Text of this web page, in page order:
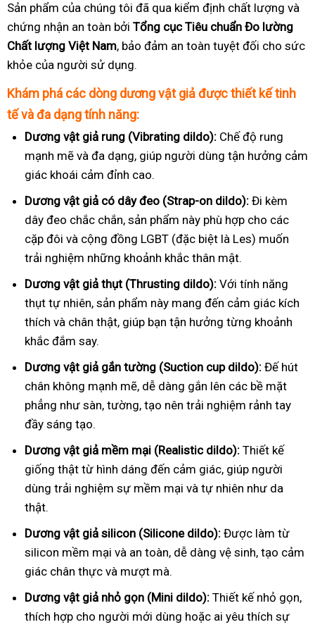
Sản phẩm của chúng tôi đã qua kiểm định chất lượng và
chứng nhận an toàn bởi Tổng cục Tiêu chuẩn Đo lường
Chất lượng Việt Nam, bảo đảm an toàn tuyệt đối cho sức
khỏe của người sử dụng.
Khám phá các dòng dương vật giả được thiết kế tinh
tế và đa dạng tính năng:
Dương vật giả rung (Vibrating dildo): Chế độ rung
mạnh mẽ và đa dạng, giúp người dùng tận hưởng cảm
giác khoái cảm đỉnh cao.
Dương vật giả có dây đeo (Strap-on dildo): Đi kèm
dây đeo chắc chắn, sản phẩm này phù hợp cho các
cặp đôi và cộng đồng LGBT (đặc biệt là Les) muốn
trải nghiệm những khoảnh khắc thân mật.
Dương vật giả thụt (Thrusting dildo): Với tính năng
thụt tự nhiên, sản phẩm này mang đến cảm giác kích
thích và chân thật, giúp bạn tận hưởng từng khoảnh
khắc đắm say.
Dương vật giả gắn tường (Suction cup dildo): Đế hút
chân không mạnh mẽ, dễ dàng gắn lên các bề mặt
phẳng như sàn, tường, tạo nên trải nghiệm rảnh tay
đầy sáng tạo.
Dương vật giả mềm mại (Realistic dildo): Thiết kế
giống thật từ hình dáng đến cảm giác, giúp người
dùng trải nghiệm sự mềm mại và tự nhiên như da
thật.
Dương vật giả silicon (Silicone dildo): Được làm từ
silicon mềm mại và an toàn, dễ dàng vệ sinh, tạo cảm
giác chân thực và mượt mà.
Dương vật giả nhỏ gọn (Mini dildo): Thiết kế nhỏ gọn,
thích hợp cho người mới dùng hoặc ai yêu thích sự